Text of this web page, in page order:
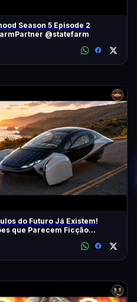
Season 5 Episode 2
@statefarm
do Futuro Já Existem!
que Parecem Ficção